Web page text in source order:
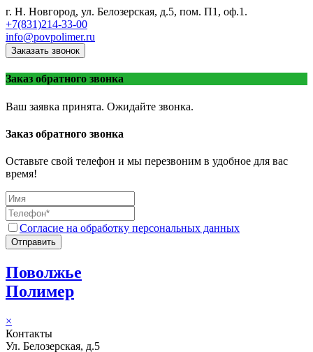
г. Н. Новгород, ул. Белозерская, д.5, пом. П1, оф.1.
+7(831)214-33-00
info@povpolimer.ru
Заказать звонок
Заказ обратного звонка
Ваш заявка принята. Ожидайте звонка.
Заказ обратного звонка
Оставьте свой телефон и мы перезвоним в удобное для вас
время!
Согласие на обработку персональных данных
Отправить
Поволжье
Полимер
×
Контакты
Ул. Белозерская, д.5